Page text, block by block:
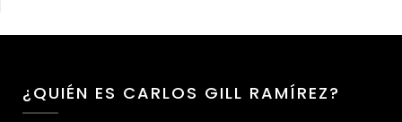
¿QUIÉN ES CARLOS GILL RAMÍREZ?